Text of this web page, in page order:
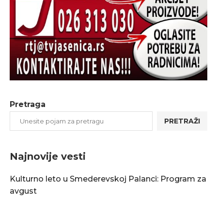
Pretraga
PRETRAŽI
Najnovije vesti
Kulturno leto u Smederevskoj Palanci: Program za
avgust